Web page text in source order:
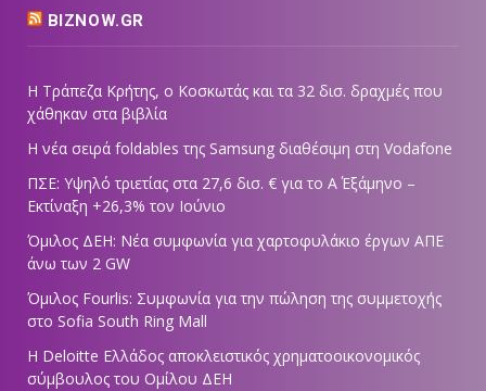
BIZNOW.GR
Η Τράπεζα Κρήτης, ο Κοσκωτάς και τα 32 δισ. δραχμές που
χάθηκαν στα βιβλία
Η νέα σειρά foldables της Samsung διαθέσιμη στη Vodafone
ΠΣΕ: Υψηλό τριετίας στα 27,6 δισ. € για το Α΄ Εξάμηνο –
Εκτίναξη +26,3% τον Ιούνιο
Όμιλος ΔΕΗ: Νέα συμφωνία για χαρτοφυλάκιο έργων ΑΠΕ
άνω των 2 GW
Όμιλος Fourlis: Συμφωνία για την πώληση της συμμετοχής
στο Sofia South Ring Mall
Η Deloitte Ελλάδος αποκλειστικός χρηματοοικονομικός
σύμβουλος του Ομίλου ΔΕΗ